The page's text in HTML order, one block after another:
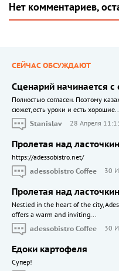
Нет комментариев,
СЕЙЧАС ОБСУЖДАЮТ
Сценарий начинается с
Полностью согласен. Поэтому
сюжет, есть уроки и есть
Stanislav
28 Апреля
Пролетая над
https://adessobistro.net/
adessobistro Coffee
30
Пролетая над
Nestled in the heart of the city,
offers a warm and inviting...
adessobistro Coffee
30
Едоки картофеля
Cупер!